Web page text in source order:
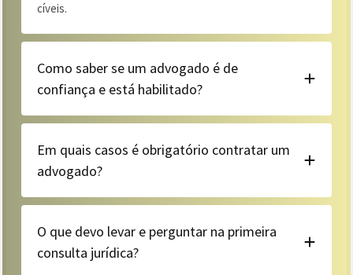
cíveis.
Como saber se um advogado é de
confiança e está habilitado?
Em quais casos é obrigatório contratar um
advogado?
O que devo levar e perguntar na primeira
consulta jurídica?